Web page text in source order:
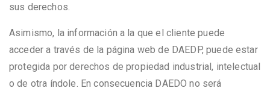
sus derechos.
Asimismo, la información a la que el cliente puede
acceder a través de la página web de DAEDP, puede estar
protegida por derechos de propiedad industrial, intelectual
o de otra índole. En consecuencia DAEDO no será